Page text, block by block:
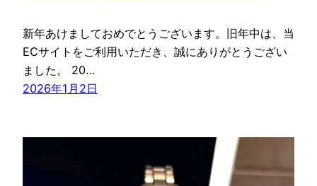
新年あけましておめでとうございます。旧年中は、当
ECサイトをご利用いただき、誠にありがとうござい
ました。 20…
2026年1月2日